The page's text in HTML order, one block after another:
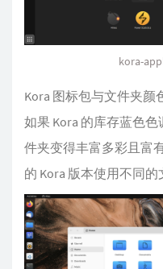
kora-
Kora 图标包与文件夹颜
如果 Kora 的库存蓝色
件夹变得丰富多彩且富
的 Kora 版本使用不同的